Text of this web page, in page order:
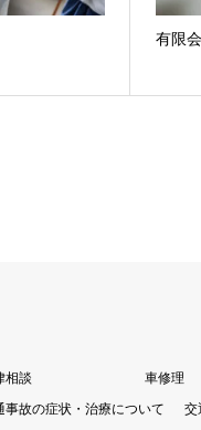
有限
相談 車修理
事故の症状・治療について 交